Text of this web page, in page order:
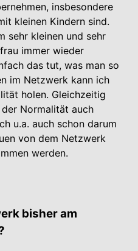
insbesondere
kleinen Kindern sind.
sehr kleinen und sehr
immer wieder
das tut, was man so
im Netzwerk kann ich
holen. Gleichzeitig
Normalität auch
u.a. auch schon darum
von dem Netzwerk
werden.
bisher am